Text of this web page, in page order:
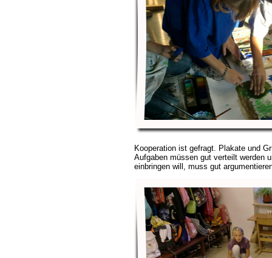
Kooperation ist gefragt. Plakate und
Aufgaben müssen gut verteilt werden
einbringen will, muss gut